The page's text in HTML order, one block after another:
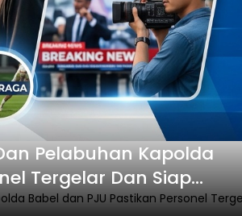
Pelabuhan Kapolda
Tergelar Dan Siap